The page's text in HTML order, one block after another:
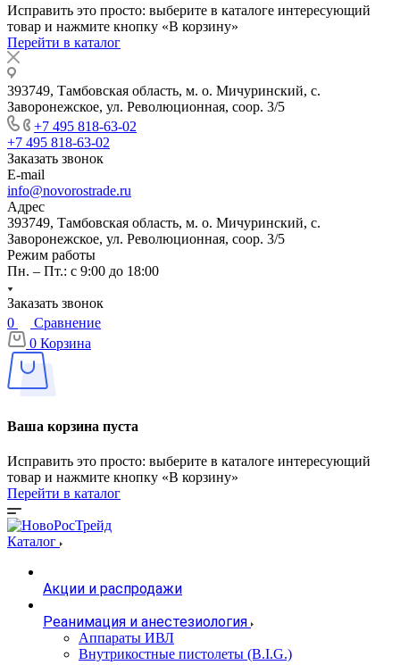
Исправить это просто: выберите в каталоге интересующий
товар и нажмите кнопку «В корзину»
Перейти в каталог
393749, Тамбовская область, м. о. Мичуринский, с.
Заворонежское, ул. Революционная, соор. 3/5
+7 495 818-63-02
+7 495 818-63-02
Заказать звонок
E-mail
info@novorostrade.ru
Адрес
393749, Тамбовская область, м. о. Мичуринский, с.
Заворонежское, ул. Революционная, соор. 3/5
Режим работы
Пн. – Пт.: с 9:00 до 18:00
Заказать звонок
0
Сравнение
0 Корзина
Ваша корзина пуста
Исправить это просто: выберите в каталоге интересующий
товар и нажмите кнопку «В корзину»
Перейти в каталог
Каталог
Акции и распродажи
Реанимация и анестезиология
Аппараты ИВЛ
Внутрикостные пистолеты (B.I.G.)